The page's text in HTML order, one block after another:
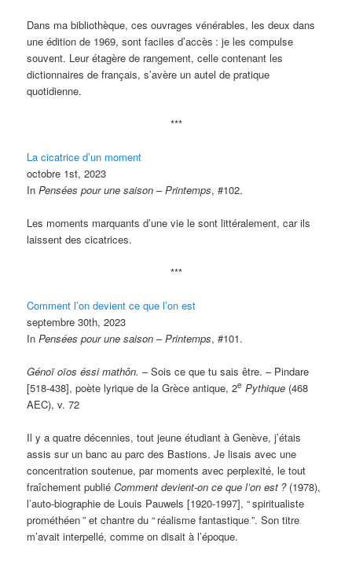
Dans ma bibliothèque, ces ouvrages vénérables, les deux dans
une édition de 1969, sont faciles d’accès : je les compulse
souvent. Leur étagère de rangement, celle contenant les
dictionnaires de français, s’avère un autel de pratique
quotidienne.
***
La cicatrice d’un moment
octobre 1st, 2023
InPensées pour une saison – Printemps, #102.
Les moments marquants d’une vie le sont littéralement, car ils
laissent des cicatrices.
***
Comment l’on devient ce que l’on est
septembre 30th, 2023
InPensées pour une saison – Printemps, #101.
Génoï oïos éssi mathôn. – Sois ce que tu sais être. – Pindare
[518-438], poète lyrique de la Grèce antique, 2e Pythique (468
AEC), v. 72
Il y a quatre décennies, tout jeune étudiant à Genève, j’étais
assis sur un banc au parc des Bastions. Je lisais avec une
concentration soutenue, par moments avec perplexité, le tout
fraîchement publiéComment devient-on ce que l’on est ?(1978),
l’auto-biographie de Louis Pauwels [1920-1997], “spiritualiste
prométhéen” et chantre du “ réalisme fantastique”. Son titre
m’avait interpellé, comme on disait à l’époque.